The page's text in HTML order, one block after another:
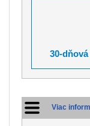
30-dňová
Viac